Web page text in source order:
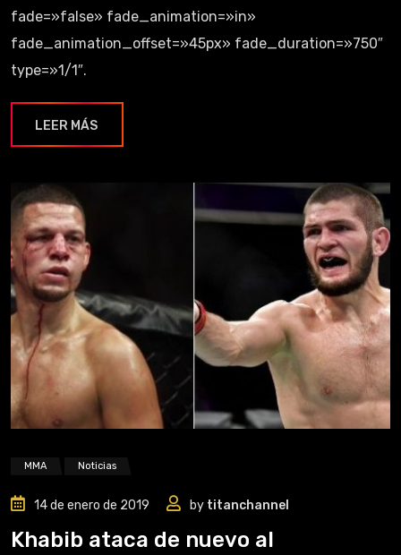
fade=»false» fade_animation=»in»
fade_animation_offset=»45px» fade_duration=»750″
type=»1/1″.
LEER MÁS
MMA Noticias
14 de enero de 2019 by titanchannel
Khabib ataca de nuevo al